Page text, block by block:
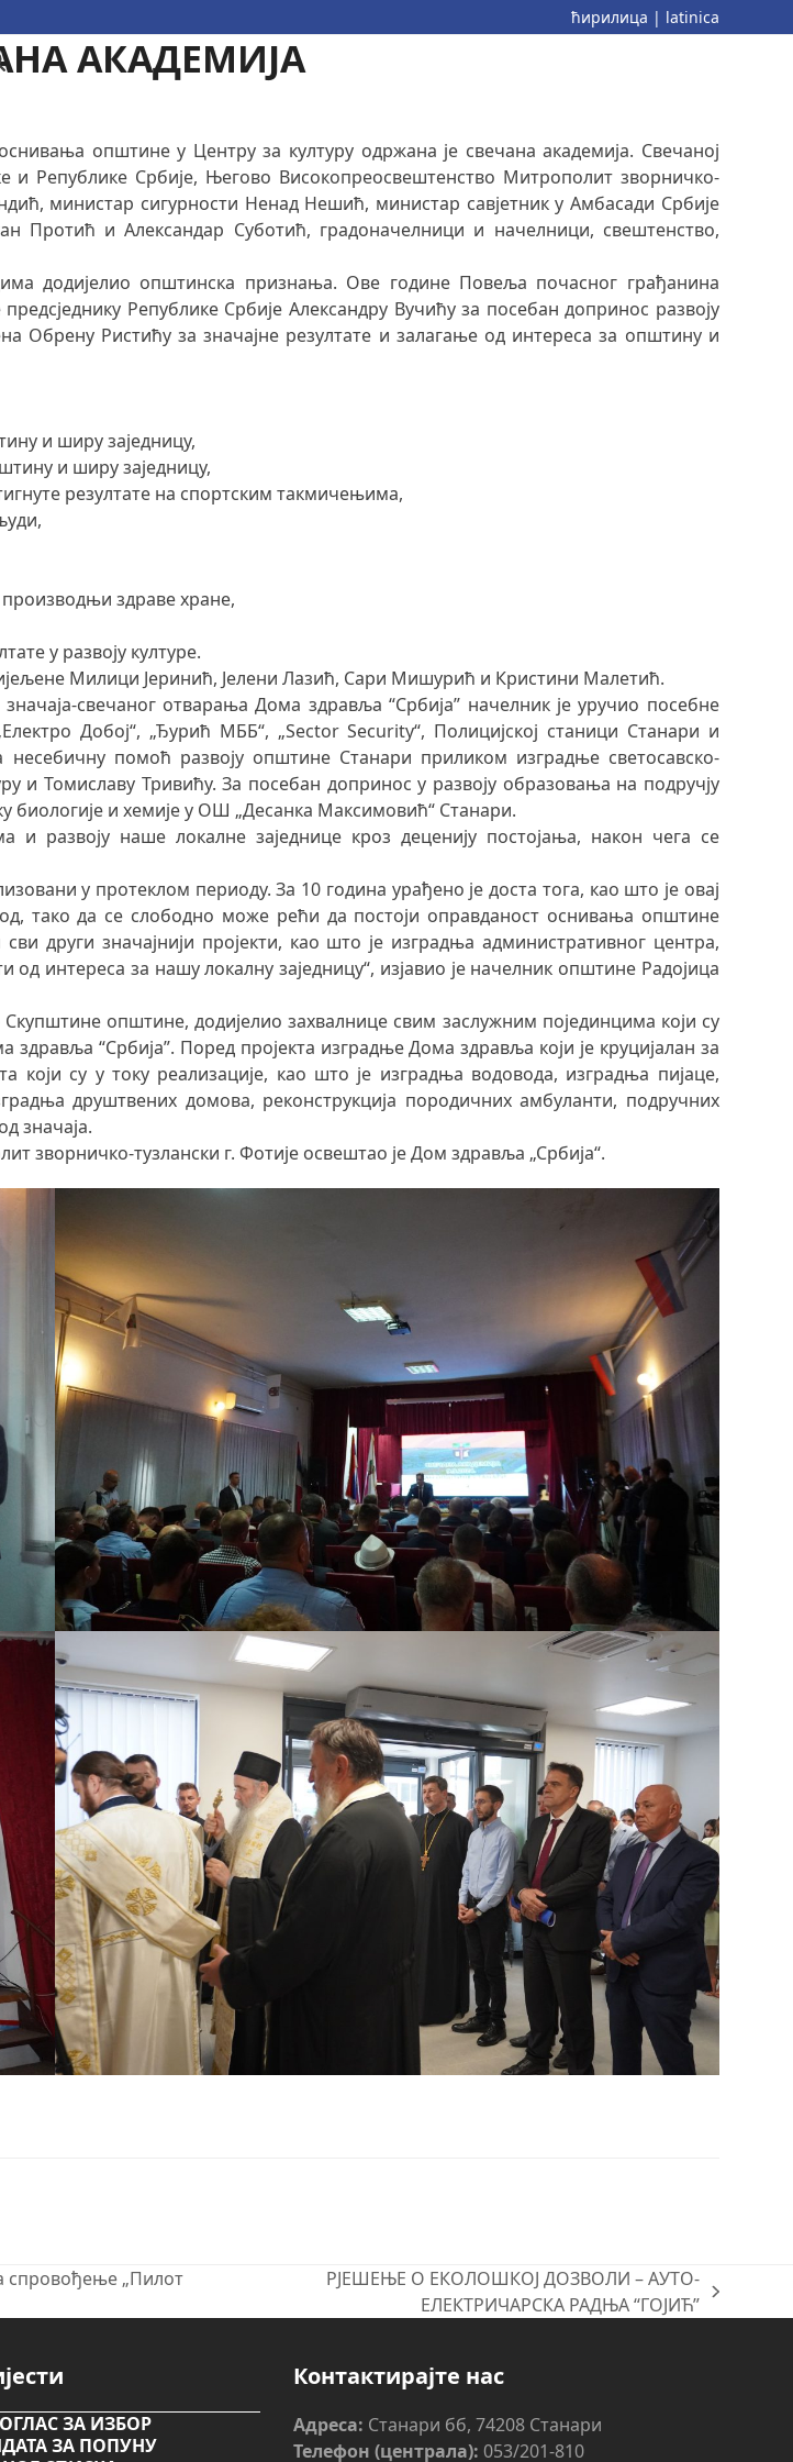
ћирилица | latinica
АКАДЕМИЈА
општине у Центру за културу одржана је свечана академија. Свечаној
и Републике Србије, Његово Високопреосвештенство Митрополит зворничко-
министар сигурности Ненад Нешић, министар савјетник у Амбасади Србије
Протић и Александар Суботић, градоначелници и начелници, свештенство,
додијелио општинска признања. Ове године Повеља почасног грађанина
Републике Србије Александру Вучићу за посебан допринос развоју
Обрену Ристићу за значајне резултате и залагање од интереса за општину и
и ширу заједницу,
и ширу заједницу,
резултате на спортским такмичењима,
здраве хране,
у развоју културе.
Милици Јеринић, Јелени Лазић, Сари Мишурић и Кристини Малетић.
свечаног отварања Дома здравља “Србија” начелник је уручио посебне
Добој“, „Ђурић МББ“, „Sector Security“, Полицијској станици Станари и
несебичну помоћ развоју општине Станари приликом изградње светосавско-
и Томиславу Тривићу. За посебан допринос у развоју образовања на подручју
биологије и хемије у ОШ „Десанка Максимовић“ Станари.
развоју наше локалне заједнице кроз деценију постојања, након чега се
у протеклом периоду. За 10 година урађено је доста тога, као што је овај
тако да се слободно може рећи да постоји оправданост оснивања општине
други значајнији пројекти, као што је изградња административног центра,
од интереса за нашу локалну заједницу“, изјавио је начелник општине Радојица
општине, додијелио захвалнице свим заслужним појединцима који су
“Србија”. Поред пројекта изградње Дома здравља који је круцијалан за
који су у току реализације, као што је изградња водовода, изградња пијаце,
друштвених домова, реконструкција породичних амбуланти, подручних
значаја.
тузлански г. Фотије освештао је Дом здравља „Србија“.
спровођење „Пилот
РЈЕШЕЊЕ О ЕКОЛОШКОЈ ДОЗВОЛИ – АУТО-
ЕЛЕКТРИЧАРСКА РАДЊА “ГОЈИЋ”
ЗА ИЗБОР
ЗА ПОПУНУ
Контактирајте нас
Адреса: Станари бб, 74208 Станари
Телефон (централа): 053/201-810